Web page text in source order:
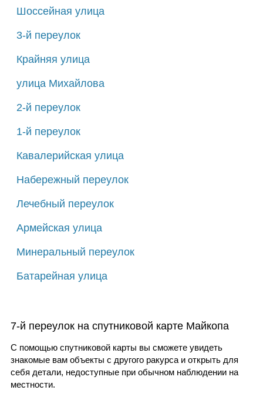
Шоссейная улица
3-й переулок
Крайняя улица
улица Михайлова
2-й переулок
1-й переулок
Кавалерийская улица
Набережный переулок
Лечебный переулок
Армейская улица
Минеральный переулок
Батарейная улица
7-й переулок на спутниковой карте Майкопа
С помощью спутниковой карты вы сможете увидеть
знакомые вам объекты с другого ракурса и открыть для
себя детали, недоступные при обычном наблюдении на
местности.